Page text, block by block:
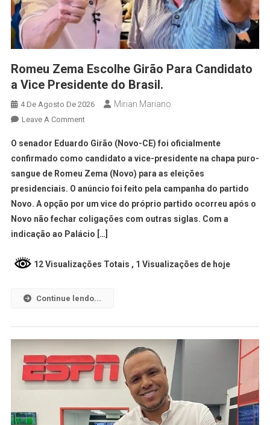
Romeu Zema Escolhe Girão Para Candidato
a Vice Presidente do Brasil.
4 De Agosto De 2026 Mirian Mariano
Leave A Comment
O senador Eduardo Girão (Novo-CE) foi oficialmente
confirmado como candidato a vice-presidente na chapa puro-
sangue de Romeu Zema (Novo) para as eleições
presidenciais. O anúncio foi feito pela campanha do partido
Novo. A opção por um vice do próprio partido ocorreu após o
Novo não fechar coligações com outras siglas. Com a
indicação ao Palácio […]
12 Visualizações Totais , 1 Visualizações de hoje
Continue lendo...